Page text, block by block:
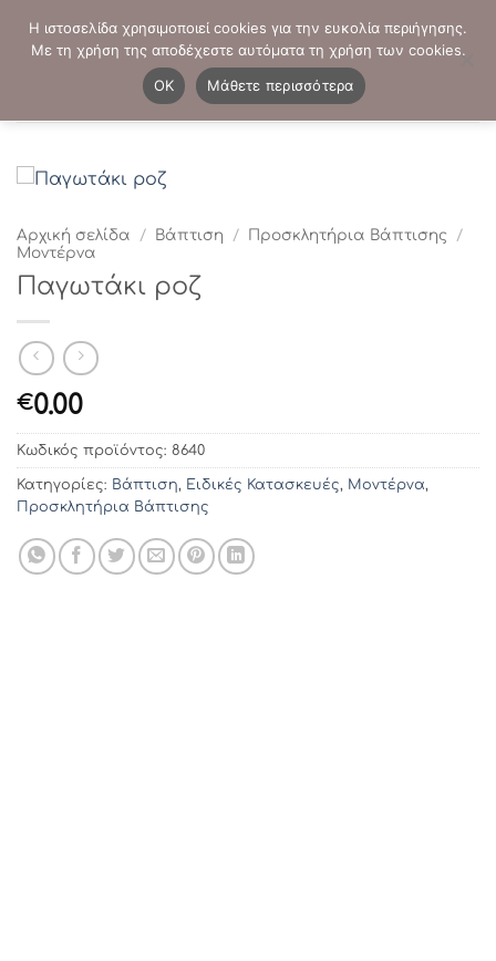
στο
ΤΗΛΕΦΩΝΙΚΕΣ ΠΑΡΑΓΓΕΛΙΕΣ: - 2103821941
Αρχική σελίδα / Βάπτιση / Προσκλητήρια Βάπτισης
/
Μοντέρνα
Παγωτάκι ροζ
€0.00
Κωδικός προϊόντος: 8640
Κατηγορίες: Βάπτιση, Ειδικές Κατασκευές, Μοντέρνα,
Προσκλητήρια Βάπτισης
Η ιστοσελίδα χρησιμοποιεί cookies για την ευκολία περιήγησης.
Με τη χρήση της αποδέχεστε αυτόματα τη χρήση των cookies.
OK
Μάθετε περισσότερα